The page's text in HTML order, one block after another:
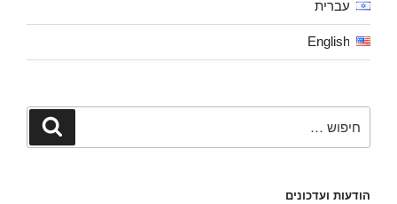
עברית
English
חיפוש
הודעות ועדכונים